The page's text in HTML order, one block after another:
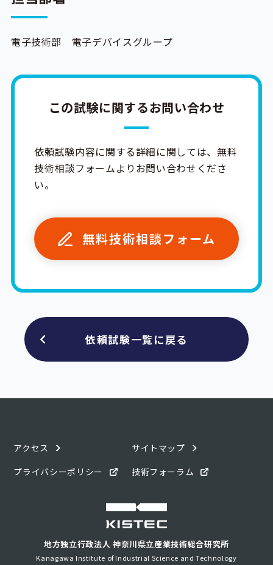
電子技術部 電子デバイスグループ
この試験に関するお問い合わせ
依頼試験内容に関する詳細に関しては、無料
技術相談フォームよりお問い合わせくださ
い。
無料技術相談フォーム
依頼試験一覧に戻る
アクセス
サイトマップ
プライバシーポリシー
技術フォーラム
地方独立行政法人 神奈川県立産業技術総合研究所
Kanagawa Institute of Industrial Science and Technology